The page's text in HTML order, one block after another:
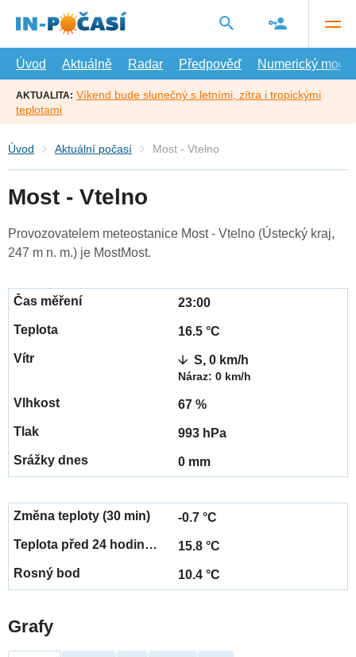
hlavní
Úvod
Aktuálně Radar Předpověď Numerický model
AKTUALITA: Víkend bude slunečný s letními, zítra i tropickými
teplotami
Úvod Aktuální počasí Most - Vtelno
Most - Vtelno
Provozovatelem meteostanice Most - Vtelno (Ústecký kraj,
247 m n. m.) je MostMost.
23:00
16.5 °C
S, 0 km/h
Náraz: 0 km/h
67 %
993 hPa
0 mm
-0.7 °C
15.8 °C
10.4 °C
Grafy